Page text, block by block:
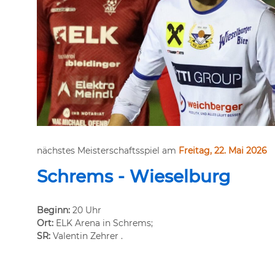
nächstes Meisterschaftsspiel am Freitag, 22. Mai 2026
Schrems - Wiese burg
Beginn: 20 Uhr
Ort: ELK Arena in Schrems;
SR: Valentin Zehrer .